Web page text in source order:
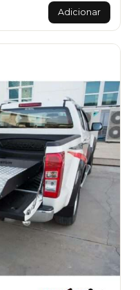
Adicionar